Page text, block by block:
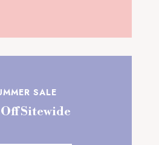
SALE
Sitewide